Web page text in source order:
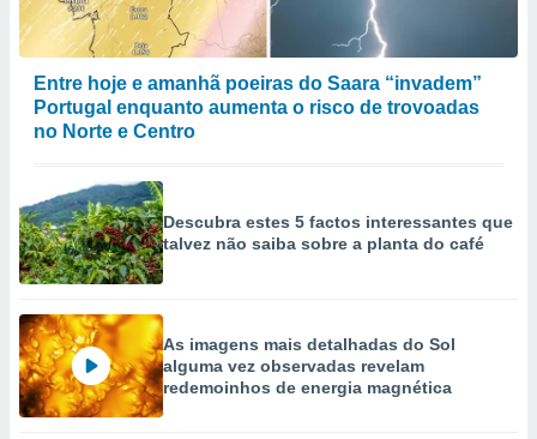
Entre hoje e amanhã poeiras do Saara “invadem”
Portugal enquanto aumenta o risco de trovoadas
no Norte e Centro
Descubra estes 5 factos interessantes que
talvez não saiba sobre a planta do café
As imagens mais detalhadas do Sol
alguma vez observadas revelam
redemoinhos de energia magnética